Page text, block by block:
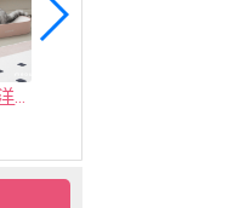
Meowdi 喵的懶洋洋貓抓板